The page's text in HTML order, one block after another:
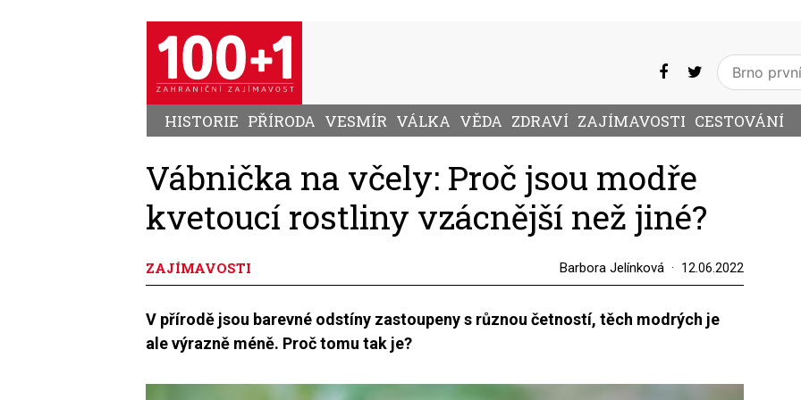
HISTORIE PŘÍRODA VESMÍR VÁLKA VĚDA ZDRAVÍ ZAJÍMAVOSTI CESTOVÁNÍ
Vábnička na včely: Proč jsou modře
kvetoucí rostliny vzácnější než jiné?
ZAJÍMAVOSTI Barbora Jelínková 12.06.2022
V přírodě jsou barevné odstíny zastoupeny s různou četností, těch modrých je
ale výrazně méně. Proč tomu tak je?